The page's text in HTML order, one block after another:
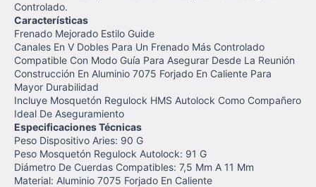
Controlado.
Características
Frenado Mejorado Estilo Guide
Canales En V Dobles Para Un Frenado Más Controlado
Compatible Con Modo Guía Para Asegurar Desde La Reunión
Construcción En Aluminio 7075 Forjado En Caliente Para
Mayor Durabilidad
Incluye Mosquetón Regulock HMS Autolock Como Compañero
Ideal De Aseguramiento
Especificaciones Técnicas
Peso Dispositivo Aries: 90 G
Peso Mosquetón Regulock Autolock: 91 G
Diámetro De Cuerdas Compatibles: 7,5 Mm A 11 Mm
Material: Aluminio 7075 Forjado En Caliente